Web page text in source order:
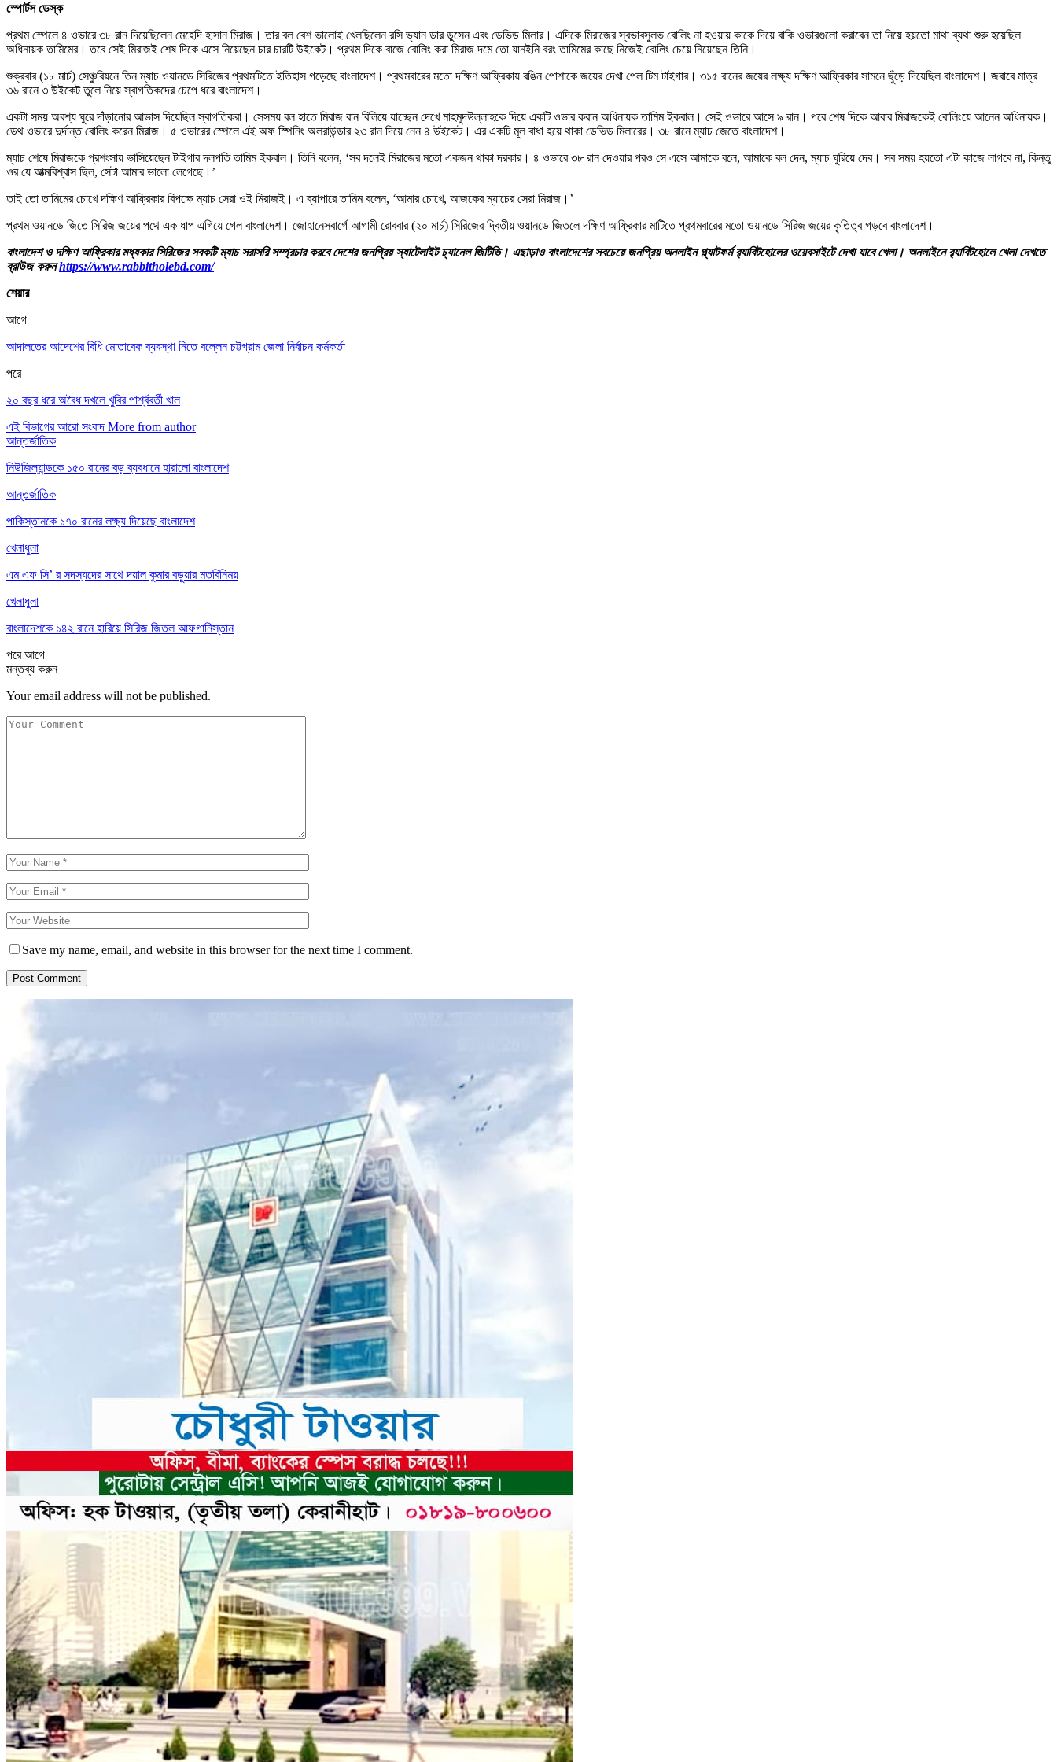
স্পোর্টস ডেস্ক
প্রথম স্পেলে ৪ ওভারে ৩৮ রান দিয়েছিলেন মেহেদি হাসান মিরাজ। তার বল বেশ ভালোই খেলছিলেন রসি ভ্যান ডার ডুসেন এবং ডেভিড মিলার। এদিকে মিরাজের স্বভাবসুলভ বোলিং না হওয়ায় কাকে দিয়ে বাকি ওভারগুলো করাবেন তা নিয়ে হয়তো মাথা ব্যথা শুরু হয়েছিল
অধিনায়ক তামিমের। তবে সেই মিরাজই শেষ দিকে এসে নিয়েছেন চার চারটি উইকেট। প্রথম দিকে বাজে বোলিং করা মিরাজ দমে তো যানইনি বরং তামিমের কাছে নিজেই বোলিং চেয়ে নিয়েছেন তিনি।
শুক্রবার (১৮ মার্চ) সেঞ্চুরিয়নে তিন ম্যাচ ওয়ানডে সিরিজের প্রথমটিতে ইতিহাস গড়েছে বাংলাদেশ। প্রথমবারের মতো দক্ষিণ আফ্রিকায় রঙিন পোশাকে জয়ের দেখা পেল টিম টাইগার। ৩১৫ রানের জয়ের লক্ষ্য দক্ষিণ আফ্রিকার সামনে ছুঁড়ে দিয়েছিল বাংলাদেশ। জবাবে মাত্র
৩৬ রানে ৩ উইকেট তুলে নিয়ে স্বাগতিকদের চেপে ধরে বাংলাদেশ।
একটা সময় অবশ্য ঘুরে দাঁড়ানোর আভাস দিয়েছিল স্বাগতিকরা। সেসময় বল হাতে মিরাজ রান বিলিয়ে যাচ্ছেন দেখে মাহমুদউল্লাহকে দিয়ে একটি ওভার করান অধিনায়ক তামিম ইকবাল। সেই ওভারে আসে ৯ রান। পরে শেষ দিকে আবার মিরাজকেই বোলিংয়ে আনেন অধিনায়ক।
ডেথ ওভারে দুর্দান্ত বোলিং করেন মিরাজ। ৫ ওভারের স্পেলে এই অফ স্পিনিং অলরাউন্ডার ২৩ রান দিয়ে নেন ৪ উইকেট। এর একটি মূল বাধা হয়ে থাকা ডেভিড মিলারের। ৩৮ রানে ম্যাচ জেতে বাংলাদেশ।
ম্যাচ শেষে মিরাজকে প্রশংসায় ভাসিয়েছেন টাইগার দলপতি তামিম ইকবাল। তিনি বলেন, ‘সব দলেই মিরাজের মতো একজন থাকা দরকার। ৪ ওভারে ৩৮ রান দেওয়ার পরও সে এসে আমাকে বলে, আমাকে বল দেন, ম্যাচ ঘুরিয়ে দেব। সব সময় হয়তো এটা কাজে লাগবে না, কিন্তু
ওর যে আত্মবিশ্বাস ছিল, সেটা আমার ভালো লেগেছে।’
তাই তো তামিমের চোখে দক্ষিণ আফ্রিকার বিপক্ষে ম্যাচ সেরা ওই মিরাজই। এ ব্যাপারে তামিম বলেন, ‘আমার চোখে, আজকের ম্যাচের সেরা মিরাজ।’
প্রথম ওয়ানডে জিতে সিরিজ জয়ের পথে এক ধাপ এগিয়ে গেল বাংলাদেশ। জোহানেসবার্গে আগামী রোববার (২০ মার্চ) সিরিজের দ্বিতীয় ওয়ানডে জিতলে দক্ষিণ আফ্রিকার মাটিতে প্রথমবারের মতো ওয়ানডে সিরিজ জয়ের কৃতিত্ব গড়বে বাংলাদেশ।
বাংলাদেশ ও দক্ষিণ আফ্রিকার মধ্যকার সিরিজের সবকটি ম্যাচ সরাসরি সম্প্রচার করবে দেশের জনপ্রিয় স্যাটেলাইট চ্যানেল জিটিভি। এছাড়াও বাংলাদেশের সবচেয়ে জনপ্রিয় অনলাইন প্ল্যাটফর্ম র‍্যাবিটহোলের ওয়েবসাইটে দেখা যাবে খেলা। অনলাইনে র‍্যাবিটহোলে খেলা দেখতে
ব্রাউজ করুনhttps://www.rabbitholebd.com/
শেয়ার
আগে
আদালতের আদেশের বিধি মোতাবেক ব্যবস্থা নিতে বল্লেন চট্টগ্রাম জেলা নির্বাচন কর্মকর্তা
পরে
২০ বছর ধরে অবৈধ দখলে খুবির পার্শ্ববর্তী খাল
এই বিভাগের আরো সংবাদ More from author
আন্তর্জাতিক
নিউজিল্যান্ডকে ১৫০ রানের বড় ব্যবধানে হারালো বাংলাদেশ
আন্তর্জাতিক
পাকিস্তানকে ১৭০ রানের লক্ষ্য দিয়েছে বাংলাদেশ
খেলাধুলা
এম এফ সি’ র সদস্যদের সাথে দয়াল কুমার বড়ুয়ার মতবিনিময়
খেলাধুলা
বাংলাদেশকে ১৪২ রানে হারিয়ে সিরিজ জিতল আফগানিস্তান
পরেআগে
মন্তব্য করুন
Your email address will not be published.
Save my name, email, and website in this browser for the next time I comment.